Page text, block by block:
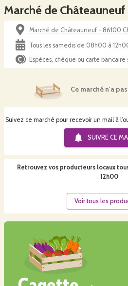
Marché de Châteauneuf
Marché de Châteauneuf - 86100
Tous les samedis de 08h00 à
Espèces, chèque ou carte bancaire
Ce marché n'a
Suivez ce marché pour recevoir un mail à
SUIVRE CE
Retrouvez vos producteurs locaux
12h00
Voir tous les